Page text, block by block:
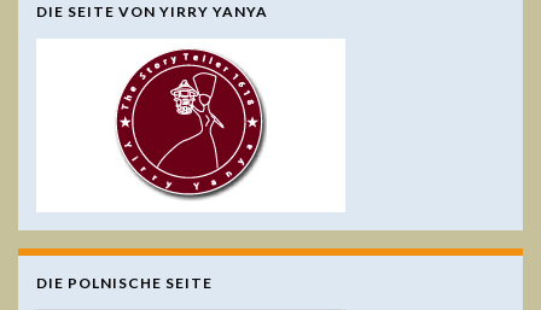
DIE SEITE VON YIRRY YANYA
DIE POLNISCHE SEITE